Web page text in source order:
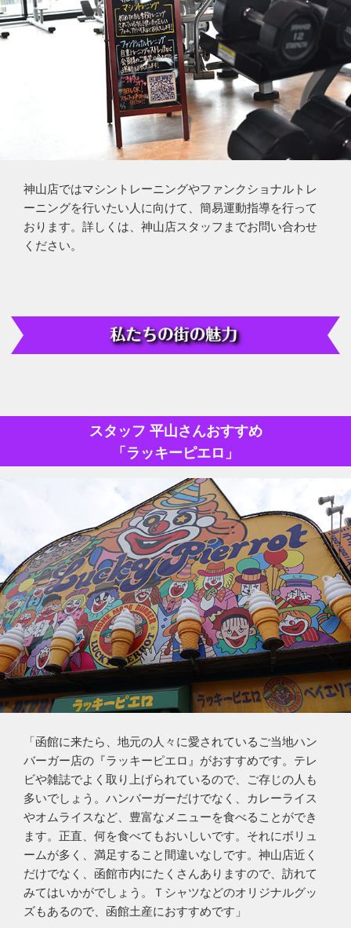
神山店ではマシントレーニングやファンクショナルトレ
ーニングを行いたい人に向けて、簡易運動指導を行って
おります。詳しくは、神山店スタッフまでお問い合わせ
ください。
スタッフ 平山さんおすすめ
「ラッキーピエロ」
「函館に来たら、地元の人々に愛されているご当地ハン
バーガー店の『ラッキーピエロ』がおすすめです。テレ
ビや雑誌でよく取り上げられているので、ご存じの人も
多いでしょう。ハンバーガーだけでなく、カレーライス
やオムライスなど、豊富なメニューを食べることができ
ます。正直、何を食べてもおいしいです。それにボリュ
ームが多く、満足すること間違いなしです。神山店近く
だけでなく、函館市内にたくさんありますので、訪れて
みてはいかがでしょう。Ｔシャツなどのオリジナルグッ
ズもあるので、函館土産におすすめです」